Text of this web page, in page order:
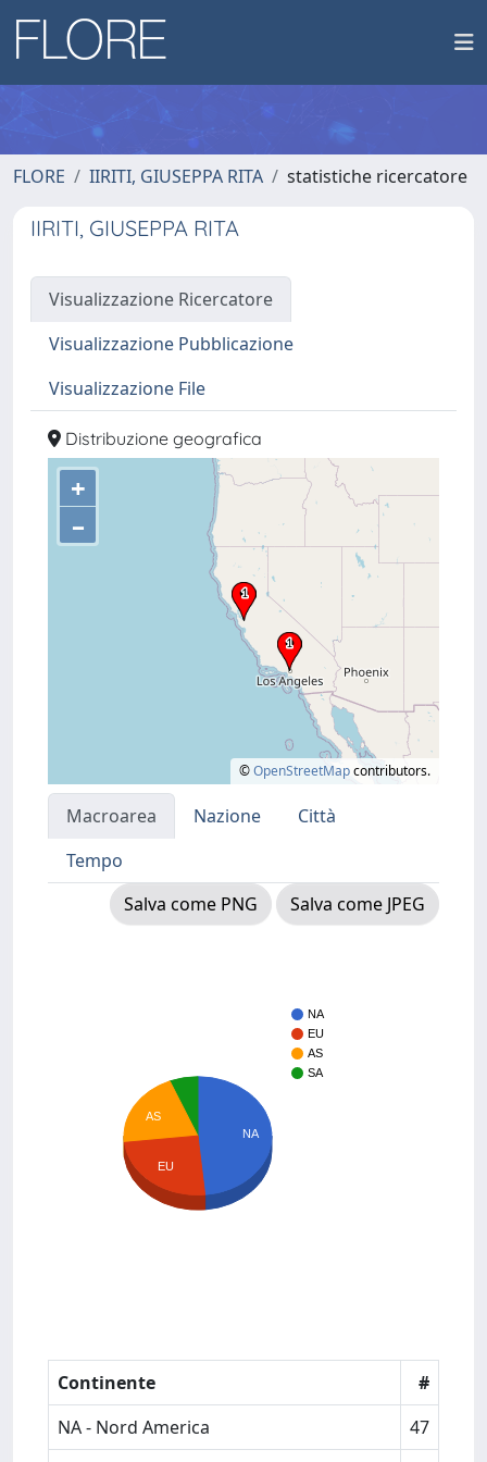
FLORE IIRITI, GIUSEPPA RITA statistiche ricercatore
IIRITI, GIUSEPPA RITA
Visualizzazione Ricercatore
Visualizzazione Pubblicazione
Visualizzazione File
Distribuzione geografica
+
–
©OpenStreetMapcontributors.
Macroarea Nazione
Città
Tempo
Salva come PNG
Salva come JPEG
NA
EU
AS
SA
NA
AS
EU
Continente
#
NA - Nord America
47